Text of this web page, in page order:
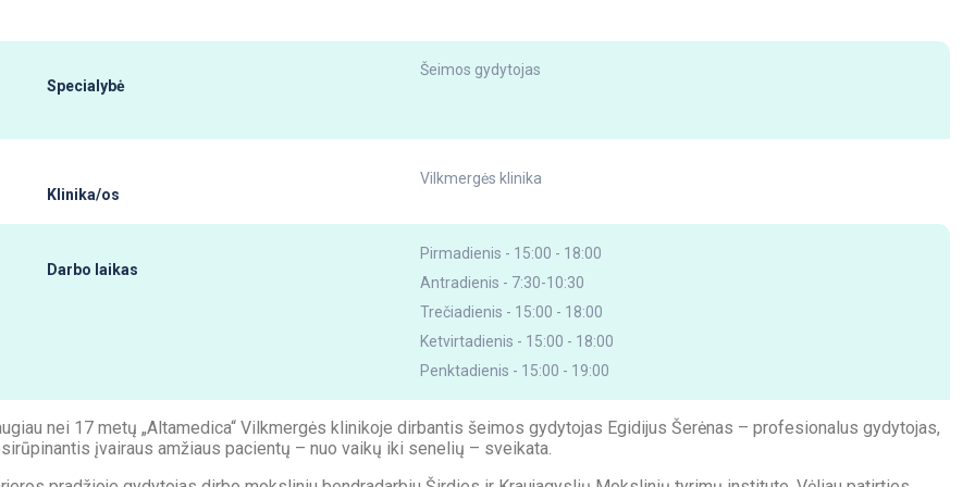
Specialybė
Šeimos gydytojas
Klinika/os
Vilkmergės klinika
Darbo laikas
Pirmadienis - 15:00 - 18:00
Antradienis - 7:30-10:30
Trečiadienis - 15:00 - 18:00
Ketvirtadienis - 15:00 - 18:00
Penktadienis - 15:00 - 19:00
nei 17 metų „Altamedica“ Vilkmergės klinikoje dirbantis šeimos gydytojas Egidijus Šerėnas – profesionalus gydytojas,
įvairaus amžiaus pacientų – nuo vaikų iki senelių – sveikata.